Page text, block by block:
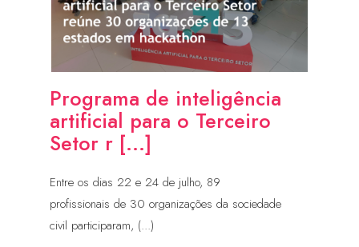
Programa de inteligência
artificial para o Terceiro
Setor r [...]
Entre os dias 22 e 24 de julho, 89
profissionais de 30 organizações da sociedade
civil participaram, (...)